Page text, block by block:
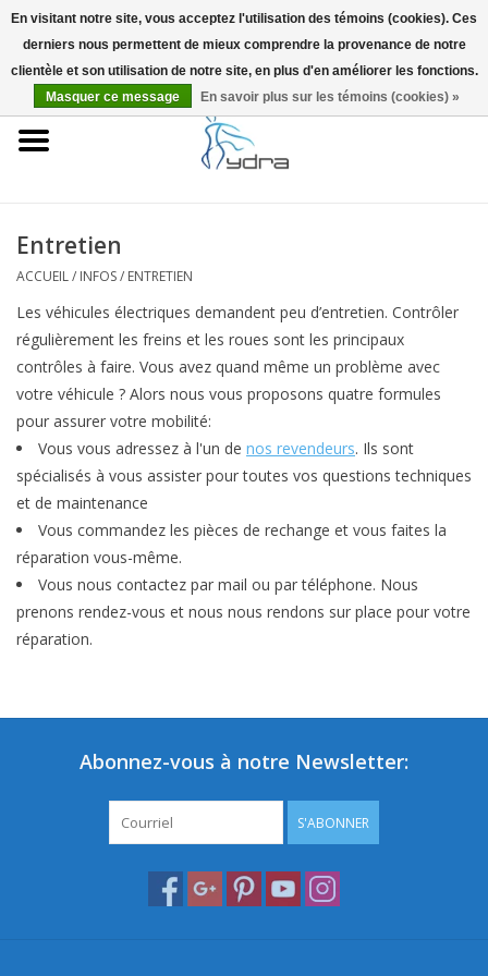
EUR
Accueil
Accessoires
Entretien
ACCUEIL/ INFOS/ ENTRETIEN
Les véhicules électriques demandent peu d’entretien. Contrôler
régulièrement les freins et les roues sont les principaux
contrôles à faire. Vous avez quand même un problème avec
votre véhicule ? Alors nous vous proposons quatre formules
pour assurer votre mobilité:
Vous vous adressez à l'un de nos revendeurs. Ils sont
spécialisés à vous assister pour toutes vos questions techniques
et de maintenance
Vous commandez les pièces de rechange et vous faites la
réparation vous-même.
Vous nous contactez par mail ou par téléphone. Nous
prenons rendez-vous et nous nous rendons sur place pour votre
réparation.
Abonnez-vous à notre Newsletter:
S'ABONNER
En visitant notre site, vous acceptez l'utilisation des témoins (cookies). Ces
derniers nous permettent de mieux comprendre la provenance de notre
clientèle et son utilisation de notre site, en plus d'en améliorer les fonctions.
Masquer ce message
En savoir plus sur les témoins (cookies) »